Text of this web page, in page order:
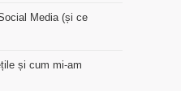
Media (și ce
și cum mi-am